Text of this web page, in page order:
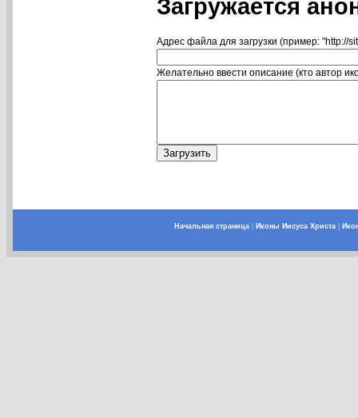
Загружается
Адрес файла для загрузки (пример: "http://
Желательно ввести описание (кто автор
Начальная страница| Иконы Иисуса Христа|